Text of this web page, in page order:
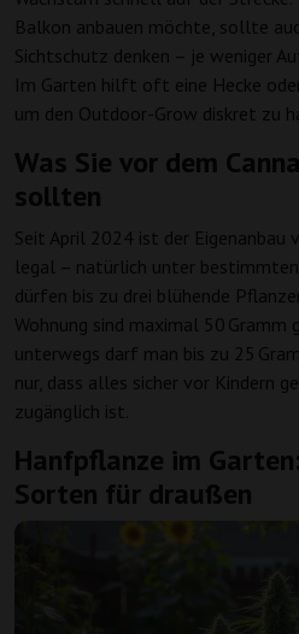
Balkon anbauen möchte, sollte
Sichtschutz denken – je weniger
Im Garten hilft oft eine Hecke
um den Outdoor-Grow diskret zu
Was Sie vor dem
sollten
Seit April 2024 ist der Eigenanbau
legal – natürlich unter bestimmten
dürfen bis zu drei blühende
Wohnung sind maximal 50 Gramm
unterwegs darf man bis zu 25
nur, dass alles sicher vor Kindern
zugänglich ist.
Hanfpflanze im
Sorten für draußen